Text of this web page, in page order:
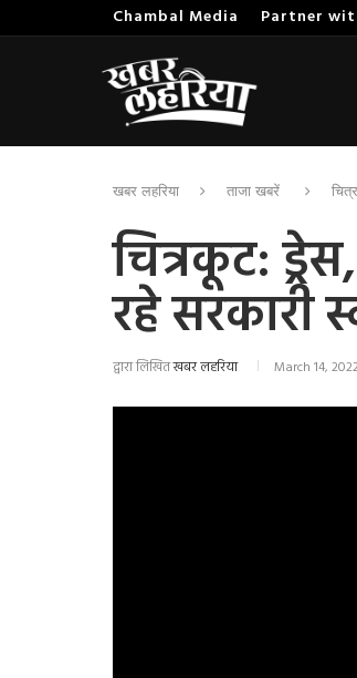
Chambal Media Partner
खबर लहरिया ताजा खबरें
चित्रकूट:
रहे सरकारी
द्वारा लिखितखबर लहरिया March 14,